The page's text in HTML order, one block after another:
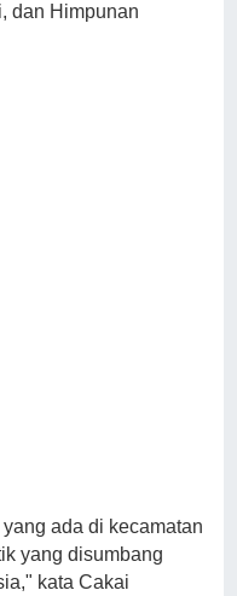
dan Himpunan
ada di kecamatan
yang disumbang
kata Cakai